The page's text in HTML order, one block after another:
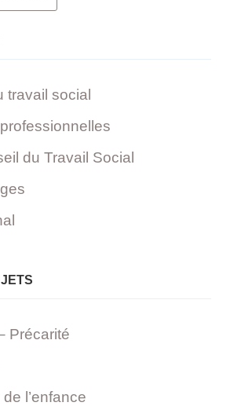
travail social
du Travail Social
Précarité
l’enfance